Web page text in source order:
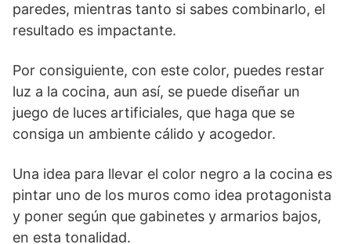
paredes, mientras tanto si sabes combinarlo, el
resultado es impactante.
Por consiguiente, con este color, puedes restar
luz a la cocina, aun así, se puede diseñar un
juego de luces artificiales, que haga que se
consiga un ambiente cálido y acogedor.
Una idea para llevar el color negro a la cocina es
pintar uno de los muros como idea protagonista
y poner según que gabinetes y armarios bajos,
en esta tonalidad.